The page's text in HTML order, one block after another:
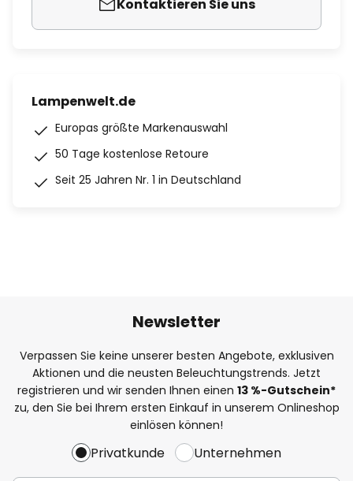
Kontaktieren Sie uns
Lampenwelt.de
Europas größte Markenauswahl
50 Tage kostenlose Retoure
Seit 25 Jahren Nr. 1 in Deutschland
Newsletter
Verpassen Sie keine unserer besten Angebote, exklusiven
Aktionen und die neusten Beleuchtungstrends. Jetzt
registrieren und wir senden Ihnen einen 13 %-Gutschein*
zu, den Sie bei Ihrem ersten Einkauf in unserem Onlineshop
einlösen können!
Privatkunde Unternehmen